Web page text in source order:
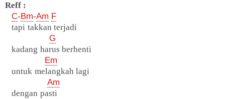
Reff :
C-Bm-Am F
tapi takkan terjadi
G
kadang harus berhenti
Em
untuk melangkah lagi
Am
dengan pasti